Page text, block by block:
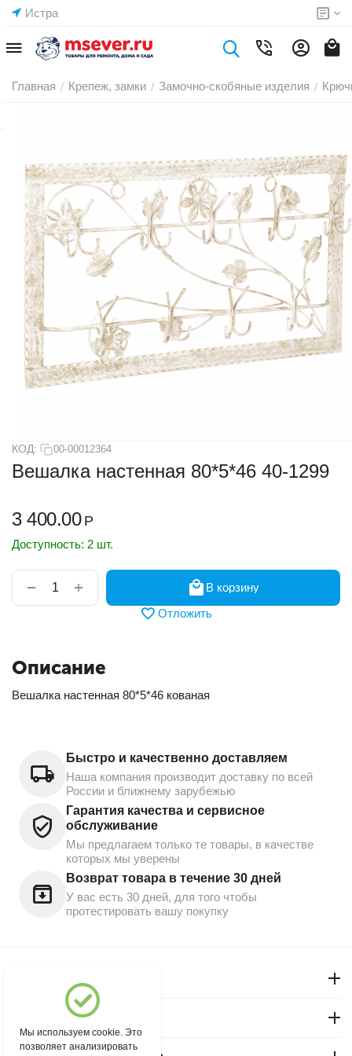
Истра
Главная / Крепеж, замки / Замочно-скобяные изделия /
КОД: 00-00012364
Вешалка настенная 80*5*46 40-1299
3 400.00 Р
Доступность: 2 шт.
+
−
В корзину
Отложить
Описание
Вешалка настенная 80*5*46 кованая
Быстро и качественно доставляем
Наша компания производит доставку по всей
России и ближнему зарубежью
Гарантия качества и сервисное
обслуживание
Мы предлагаем только те товары, в качестве
которых мы уверены
Возврат товара в течение 30 дней
У вас есть 30 дней, для того чтобы
протестировать вашу покупку
Магазин "Северный"
Мы используем cookie. Это
позволяет анализировать